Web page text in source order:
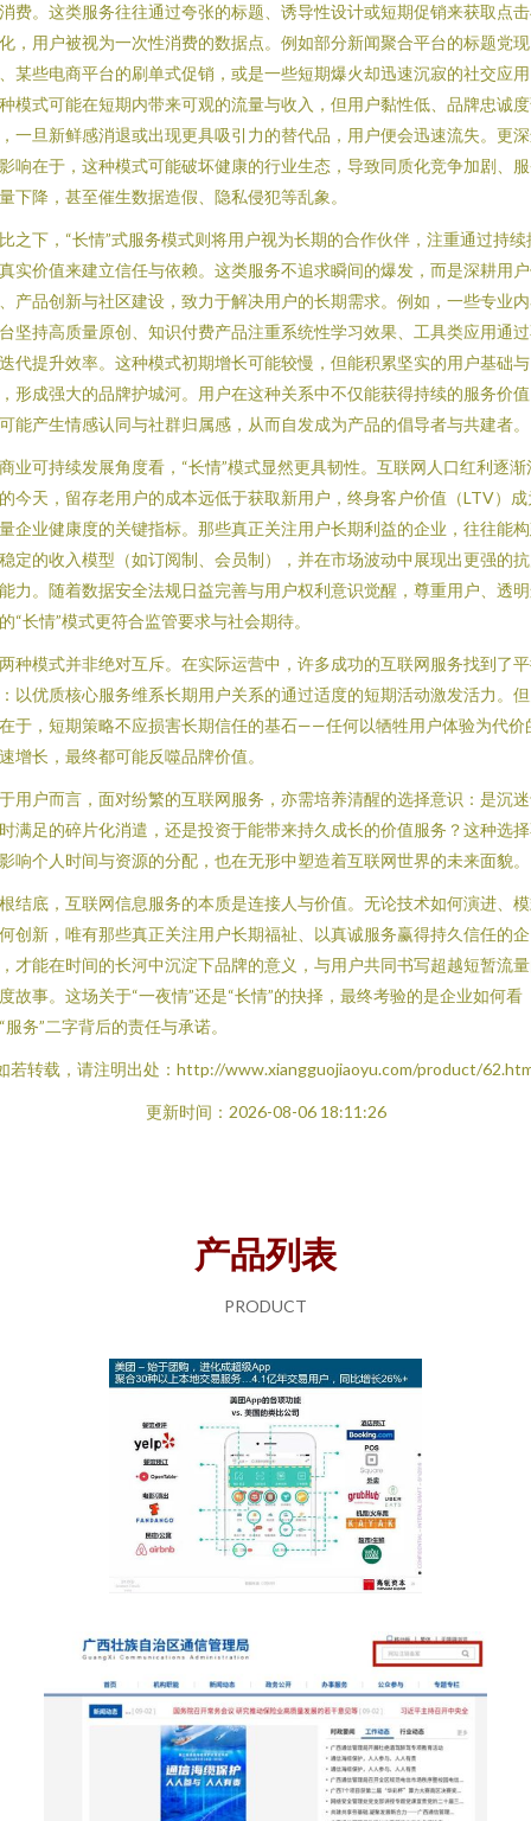
费。这类服务往往通过夸张的标题、诱导性设计或短期促销来获取点
，用户被视为一次性消费的数据点。例如部分新闻聚合平台的标题党现
某些电商平台的刷单式促销，或是一些短期爆火却迅速沉寂的社交应
模式可能在短期内带来可观的流量与收入，但用户黏性低、品牌忠诚
一旦新鲜感消退或出现更具吸引力的替代品，用户便会迅速流失。更
响在于，这种模式可能破坏健康的行业生态，导致同质化竞争加剧、
下降，甚至催生数据造假、隐私侵犯等乱象。
之下，“长情”式服务模式则将用户视为长期的合作伙伴，注重通过持续
实价值来建立信任与依赖。这类服务不追求瞬间的爆发，而是深耕用
产品创新与社区建设，致力于解决用户的长期需求。例如，一些专业
坚持高质量原创、知识付费产品注重系统性学习效果、工具类应用通
代提升效率。这种模式初期增长可能较慢，但能积累坚实的用户基础
形成强大的品牌护城河。用户在这种关系中不仅能获得持续的服务价
能产生情感认同与社群归属感，从而自发成为产品的倡导者与共建者。
业可持续发展角度看，“长情”模式显然更具韧性。互联网人口红利逐渐
今天，留存老用户的成本远低于获取新用户，终身客户价值（LTV）成
企业健康度的关键指标。那些真正关注用户长期利益的企业，往往能
定的收入模型（如订阅制、会员制），并在市场波动中展现出更强的
力。随着数据安全法规日益完善与用户权利意识觉醒，尊重用户、透
“长情”模式更符合监管要求与社会期待。
种模式并非绝对互斥。在实际运营中，许多成功的互联网服务找到了
以优质核心服务维系长期用户关系的通过适度的短期活动激发活力。
于，短期策略不应损害长期信任的基石——任何以牺牲用户体验为代价
增长，最终都可能反噬品牌价值。
用户而言，面对纷繁的互联网服务，亦需培养清醒的选择意识：是沉
满足的碎片化消遣，还是投资于能带来持久成长的价值服务？这种选
响个人时间与资源的分配，也在无形中塑造着互联网世界的未来面貌。
结底，互联网信息服务的本质是连接人与价值。无论技术如何演进、
创新，唯有那些真正关注用户长期福祉、以真诚服务赢得持久信任的企
才能在时间的长河中沉淀下品牌的意义，与用户共同书写超越短暂流
故事。这场关于“一夜情”还是“长情”的抉择，最终考验的是企业如何看
服务”二字背后的责任与承诺。
若转载，请注明出处：http://www.xiangguojiaoyu.com/product/
更新时间：2026-08-06 18:11:26
产品列表
PRODUCT